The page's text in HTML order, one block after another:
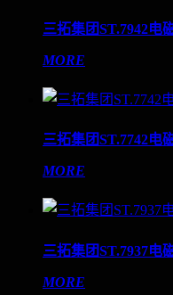
三拓集团ST.7942电
MORE
三拓集团ST.7742电
MORE
三拓集团ST.7937电
MORE